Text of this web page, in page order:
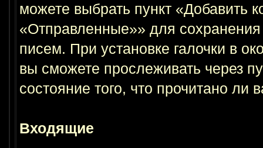
можете выбрать пункт «Добавить
«Отправленные»» для
писем. При установке галочки в
вы сможете прослеживать через
состояние того, что прочитано ли
Входящие